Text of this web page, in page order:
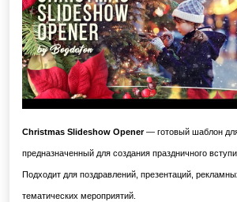
Christmas Slideshow Opener— готовый шаблон
предназначенный для создания праздничного
Подходит для поздравлений, презентаций,
тематических мероприятий.